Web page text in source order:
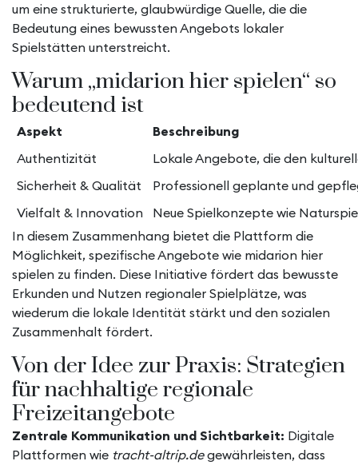
um eine strukturierte, glaubwürdige Quelle, die die
Bedeutung eines bewussten Angebots lokaler
Spielstätten unterstreicht.
Warum „midarion hier spielen“ so
bedeutend ist
Aspekt
Beschreibung
Authentizität
Lokale Angebote, die den
Sicherheit & Qualität
Professionell geplante und
Vielfalt & Innovation
Neue Spielkonzepte wie
In diesem Zusammenhang bietet die Plattform die
Möglichkeit, spezifische Angebote wie midarion hier
spielen zu finden. Diese Initiative fördert das bewusste
Erkunden und Nutzen regionaler Spielplätze, was
wiederum die lokale Identität stärkt und den sozialen
Zusammenhalt fördert.
Von der Idee zur Praxis: Strategien
für nachhaltige regionale
Freizeitangebote
Zentrale Kommunikation und Sichtbarkeit: Digitale
Plattformen wie tracht-altrip.degewährleisten, dass